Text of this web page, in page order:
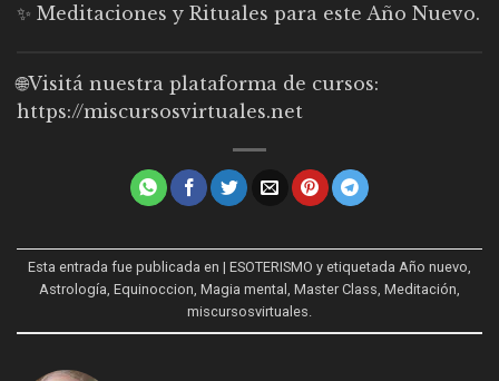
✨ Meditaciones y Rituales para este Año Nuevo.
🌐Visitá nuestra plataforma de cursos:
https://miscursosvirtuales.net
Esta entrada fue publicada en | ESOTERISMO y etiquetada Año nuevo
Astrología Equinoccion Magia mental Master Class Meditación
miscursosvirtuales